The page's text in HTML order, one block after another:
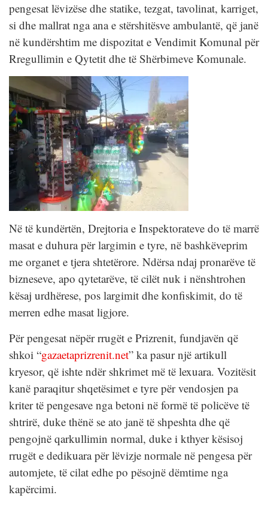
pengesat lëvizëse dhe statike, tezgat, tavolinat, karriget,
si dhe mallrat nga ana e stërshitësve ambulantë, që janë
në kundërshtim me dispozitat e Vendimit Komunal për
Rregullimin e Qytetit dhe të Shërbimeve Komunale.
Në të kundërtën, Drejtoria e Inspektorateve do të marrë
masat e duhura për largimin e tyre, në bashkëveprim
me organet e tjera shtetërore. Ndërsa ndaj pronarëve të
bizneseve, apo qytetarëve, të cilët nuk i nënshtrohen
kësaj urdhërese, pos largimit dhe konfiskimit, do të
merren edhe masat ligjore.
Për pengesat nëpër rrugët e Prizrenit, fundjavën që
shkoi “gazaetaprizrenit.net” ka pasur një artikull
kryesor, që ishte ndër shkrimet më të lexuara. Vozitësit
kanë paraqitur shqetësimet e tyre për vendosjen pa
kriter të pengesave nga betoni në formë të policëve të
shtrirë, duke thënë se ato janë të shpeshta dhe që
pengojnë qarkullimin normal, duke i kthyer kësisoj
rrugët e dedikuara për lëvizje normale në pengesa për
automjete, të cilat edhe po pësojnë dëmtime nga
kapërcimi.